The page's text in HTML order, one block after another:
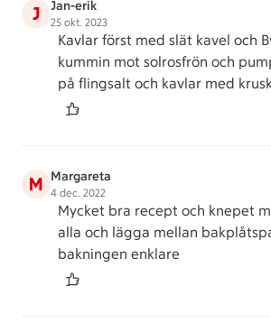
J Jan-erik
25 okt. 2023
Kavlar först med slät kavel och
kummin mot solrosfrön och
på flingsalt och kavlar med
M Margareta
4 dec. 2022
Mycket bra recept och knepet
alla och lägga mellan
bakningen enklare